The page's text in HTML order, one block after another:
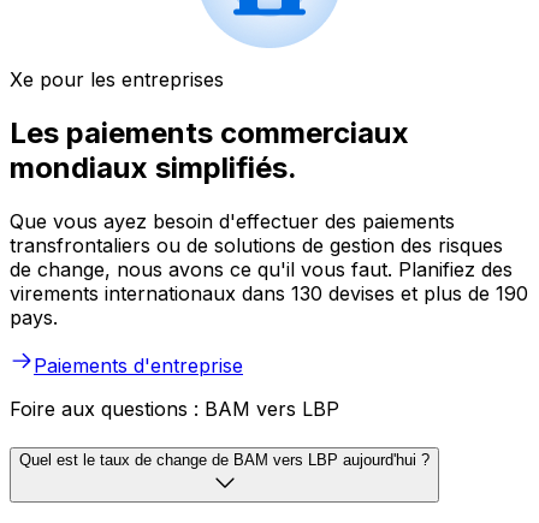
Xe pour les entreprises
Les paiements commerciaux
mondiaux simplifiés.
Que vous ayez besoin d'effectuer des paiements
transfrontaliers ou de solutions de gestion des risques
de change, nous avons ce qu'il vous faut. Planifiez des
virements internationaux dans 130 devises et plus de 190
pays.
Paiements d'entreprise
Foire aux questions : BAM vers LBP
Quel est le taux de change de BAM vers LBP aujourd'hui ?